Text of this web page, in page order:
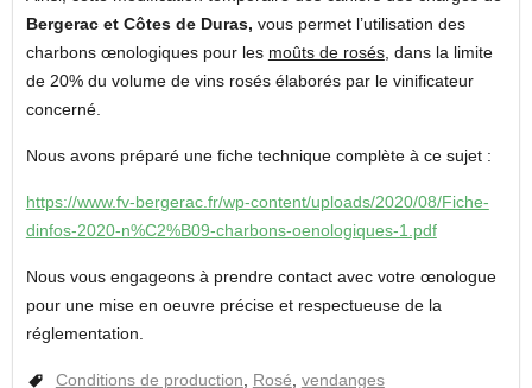
Bergerac et Côtes de Duras, vous permet l’utilisation des
charbons œnologiques pour les moûts de rosés, dans la limite
de 20% du volume de vins rosés élaborés par le vinificateur
concerné.
Nous avons préparé une fiche technique complète à ce sujet :
https://www.fv-bergerac.fr/wp-content/uploads/2020/08/Fiche-
dinfos-2020-n%C2%B09-charbons-oenologiques-1.pdf
Nous vous engageons à prendre contact avec votre œnologue
pour une mise en oeuvre précise et respectueuse de la
réglementation.
Conditions de production, Rosé, vendanges